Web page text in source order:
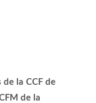
la CCF de
de la